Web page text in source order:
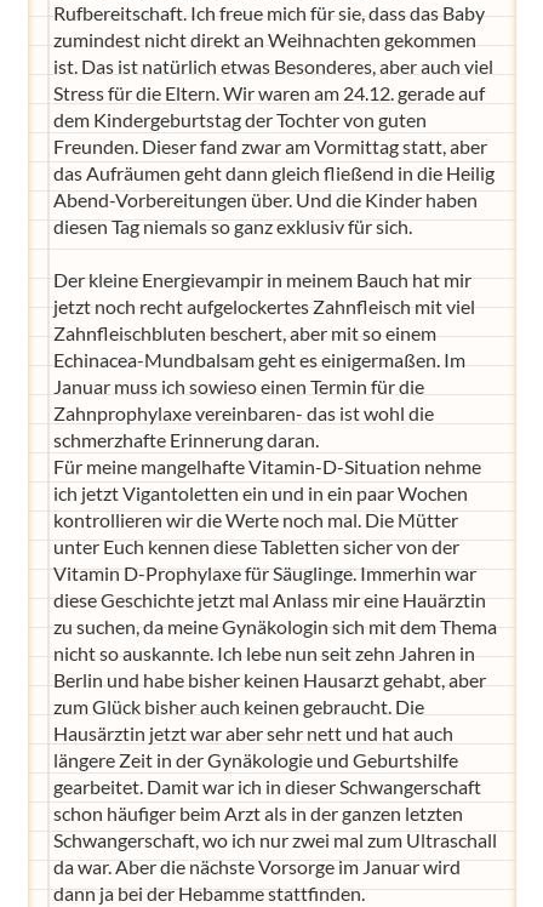
Rufbereitschaft. Ich freue mich für sie, dass das Baby
zumindest nicht direkt an Weihnachten gekommen
ist. Das ist natürlich etwas Besonderes, aber auch viel
Stress für die Eltern. Wir waren am 24.12. gerade auf
dem Kindergeburtstag der Tochter von guten
Freunden. Dieser fand zwar am Vormittag statt, aber
das Aufräumen geht dann gleich fließend in die Heilig
Abend-Vorbereitungen über. Und die Kinder haben
diesen Tag niemals so ganz exklusiv für sich.
Der kleine Energievampir in meinem Bauch hat mir
jetzt noch recht aufgelockertes Zahnfleisch mit viel
Zahnfleischbluten beschert, aber mit so einem
Echinacea-Mundbalsam geht es einigermaßen. Im
Januar muss ich sowieso einen Termin für die
Zahnprophylaxe vereinbaren- das ist wohl die
schmerzhafte Erinnerung daran.
Für meine mangelhafte Vitamin-D-Situation nehme
ich jetzt Vigantoletten ein und in ein paar Wochen
kontrollieren wir die Werte noch mal. Die Mütter
unter Euch kennen diese Tabletten sicher von der
Vitamin D-Prophylaxe für Säuglinge. Immerhin war
diese Geschichte jetzt mal Anlass mir eine Hauärztin
zu suchen, da meine Gynäkologin sich mit dem Thema
nicht so auskannte. Ich lebe nun seit zehn Jahren in
Berlin und habe bisher keinen Hausarzt gehabt, aber
zum Glück bisher auch keinen gebraucht. Die
Hausärztin jetzt war aber sehr nett und hat auch
längere Zeit in der Gynäkologie und Geburtshilfe
gearbeitet. Damit war ich in dieser Schwangerschaft
schon häufiger beim Arzt als in der ganzen letzten
Schwangerschaft, wo ich nur zwei mal zum Ultraschall
da war. Aber die nächste Vorsorge im Januar wird
dann ja bei der Hebamme stattfinden.